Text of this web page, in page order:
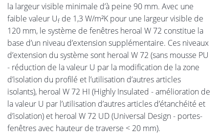
la largeur visible minimale d’à peine 90 mm. Avec une
faible valeur Uf de 1,3 W/m²K pour une largeur visible de
120 mm, le système de fenêtres heroal W 72 constitue la
base d’un niveau d’extension supplémentaire. Ces niveaux
d’extension du système sont heroal W 72 (sans mousse PU
- réduction de la valeur U par la modification de la zone
d’isolation du profilé et l’utilisation d’autres articles
isolants), heroal W 72 HI (Highly Insulated - amélioration de
la valeur U par l’utilisation d’autres articles d’étanchéité et
d’isolation) et heroal W 72 UD (Universal Design - portes-
fenêtres avec hauteur de traverse < 20 mm).